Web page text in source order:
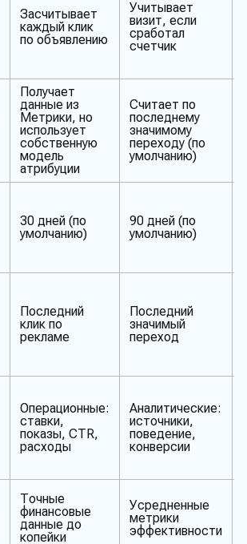
Засчитывает
каждый клик
по объявлению
Учитывает
визит, если
сработал
счетчик
Получает
данные из
Метрики, но
использует
собственную
модель
атрибуции
Считает по
последнему
значимому
переходу (по
умолчанию)
30 дней (по
умолчанию)
90 дней (по
умолчанию)
Последний
клик по
рекламе
Последний
значимый
переход
Операционные:
ставки,
показы, CTR,
расходы
Аналитические:
источники,
поведение,
конверсии
Точные
финансовые
данные до
копейки
Усредненные
метрики
эффективности